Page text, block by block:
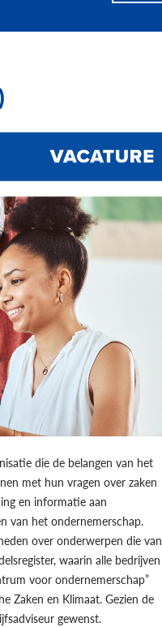
die de belangen van het
met hun vragen over zaken
en informatie aan
van het ondernemerschap.
over onderwerpen die van
waarin alle bedrijven
voor ondernemerschap”
Zaken en Klimaat. Gezien de
gewenst.